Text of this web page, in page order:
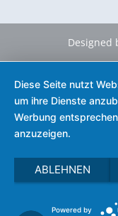
Designed
Diese Seite nutzt
um ihre Dienste
Werbung
anzuzeigen.
ABLEHNEN
Powered by